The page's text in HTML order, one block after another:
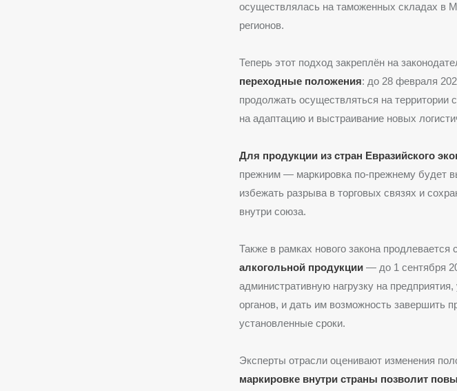
осуществлялась на таможенных складах в
регионов.
Теперь этот подход закреплён на
переходные положения: до 28 февраля
продолжать осуществляться на территории
на адаптацию и выстраивание новых
Для продукции из стран Евразийского
прежним — маркировка по-прежнему будет
избежать разрыва в торговых связях и
внутри союза.
Также в рамках нового закона продлевается
алкогольной продукции — до 1 сентября
административную нагрузку на
органов, и дать им возможность завершить
установленные сроки.
Эксперты отрасли оценивают изменения
маркировке внутри страны позволит